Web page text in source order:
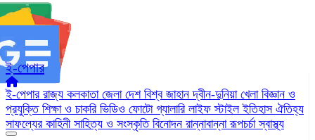
ই-পেপার
ই-পেপার রাজ্য কলকাতা জেলা দেশ বিশ্ব জাহানদ্বীন-দুনিয়া খেলা বিজ্ঞান ও
প্রযুক্তি শিক্ষা ও চাকরি ভিডিও ফোটো গ্যালারি লাইফ স্টাইলইতিহাস ঐতিহ্য
সাফল্যের কাহিনী সাহিত্য ও সংস্কৃতি বিনোদন রান্নাবান্নারূপচর্চাস্বাস্থ্য